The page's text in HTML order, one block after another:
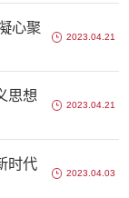
心聚
2023.04.21
思想
2023.04.21
时代
2023.04.03